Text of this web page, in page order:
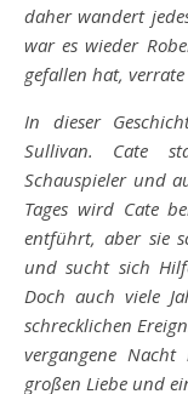
daher wandert
war es wieder
gefallen hat,
In dieser
Sullivan. Cate
Schauspieler und
Tages wird Cate
entführt, aber sie
und sucht sich
Doch auch viele
schrecklichen
vergangene
großen Liebe und